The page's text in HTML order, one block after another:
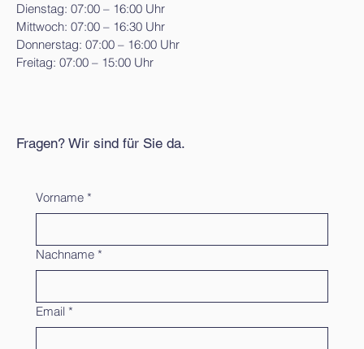
Dienstag: 07:00 – 16:00 Uhr
Mittwoch: 07:00 – 16:30 Uhr
Donnerstag: 07:00 – 16:00 Uhr
Freitag: 07:00 – 15:00 Uhr
Fragen? Wir sind für Sie da.
Vorname *
Nachname *
Email *